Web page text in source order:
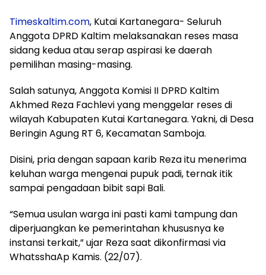
Timeskaltim.com, Kutai Kartanegara- Seluruh
Anggota DPRD Kaltim melaksanakan reses masa
sidang kedua atau serap aspirasi ke daerah
pemilihan masing-masing.
Salah satunya, Anggota Komisi II DPRD Kaltim
Akhmed Reza Fachlevi yang menggelar reses di
wilayah Kabupaten Kutai Kartanegara. Yakni, di Desa
Beringin Agung RT 6, Kecamatan Samboja.
Disini, pria dengan sapaan karib Reza itu menerima
keluhan warga mengenai pupuk padi, ternak itik
sampai pengadaan bibit sapi Bali.
“Semua usulan warga ini pasti kami tampung dan
diperjuangkan ke pemerintahan khususnya ke
instansi terkait,” ujar Reza saat dikonfirmasi via
WhatsshaAp Kamis. (22/07).